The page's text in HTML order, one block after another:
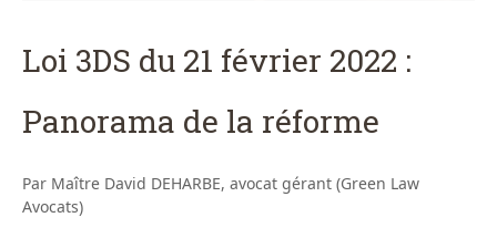
Loi 3DS du 21 février 2022 :
Panorama de la réforme
Par Maître David DEHARBE, avocat gérant (Green Law
Avocats)